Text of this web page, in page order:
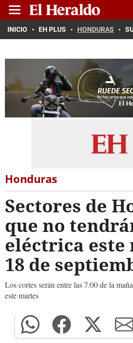
INICIO EH PLUS HONDURAS
Honduras
Sectores de
que no
eléctrica este
18 de
Los cortes serán entre las 7:00 de la
este martes